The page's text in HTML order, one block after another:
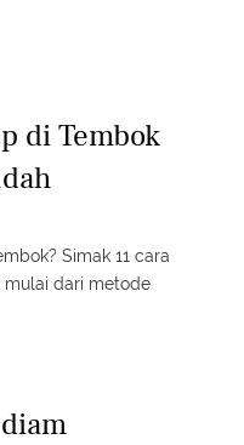
di Tembok
Simak 11 cara
dari metode